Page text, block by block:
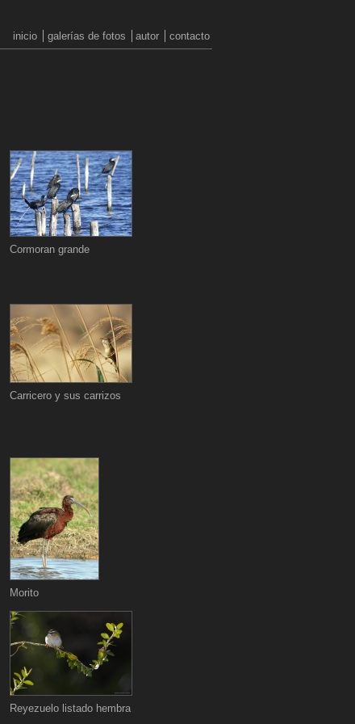
inicio galerías de fotos autor contacto
Cormoran grande
Carricero y sus carrizos
Morito
Reyezuelo listado hembra